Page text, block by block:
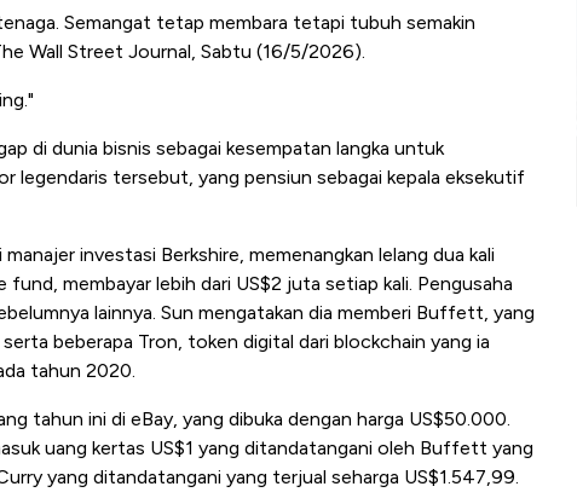
Semangat tetap membara tetapi tubuh semakin
Wall Street Journal, Sabtu (16/5/2026).
di dunia bisnis sebagai kesempatan langka untuk
legendaris tersebut, yang pensiun sebagai kepala eksekutif
investasi Berkshire, memenangkan lelang dua kali
fund, membayar lebih dari US$2 juta setiap kali. Pengusaha
lainnya. Sun mengatakan dia memberi Buffett, yang
beberapa Tron, token digital dari blockchain yang ia
tahun 2020.
tahun ini di eBay, yang dibuka dengan harga US$50.000.
uang kertas US$1 yang ditandatangani oleh Buffett yang
yang ditandatangani yang terjual seharga US$1.547,99.
Berbahaya
Mana yang Cuannya Paling Menyala?